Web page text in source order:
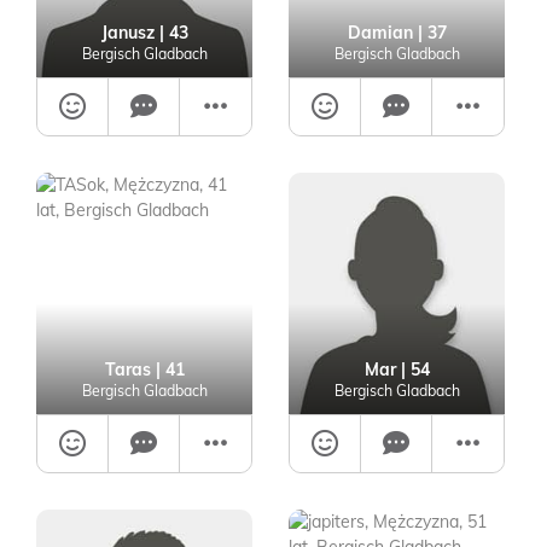
Janusz| 43
Bergisch Gladbach
Damian| 37
Bergisch Gladbach
Taras| 41
Bergisch Gladbach
Mar| 54
Bergisch Gladbach